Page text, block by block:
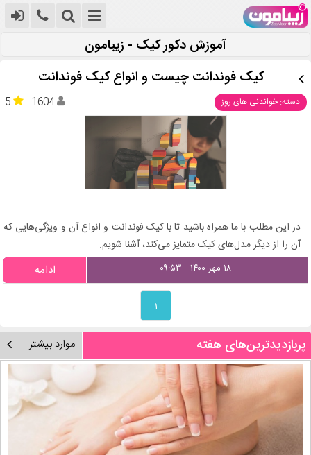
آموزش دکور کیک - زیبامون
کیک فوندانت چیست و انواع کیک فوندانت
دسته: خواندنی های روز 5 1604
در این مطلب با ما همراه باشید تا با کیک فوندانت و انواع آن و ویژگی‌هایی که
آن را از دیگر مدل‌های کیک متمایز می‌کند، آشنا شویم.
۱۸ مهر ۱۴۰۰ - ۰۹:۵۳ ادامه
۱
پربازدیدترین‌های هفته موارد بیشتر